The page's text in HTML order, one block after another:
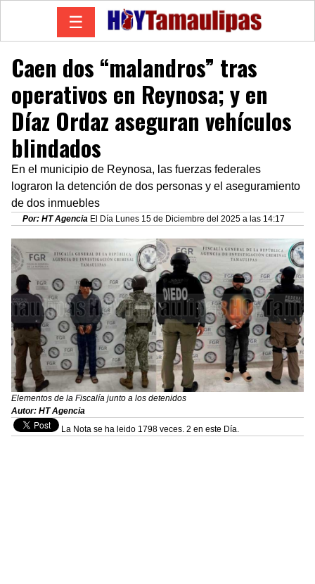
☰
Caen dos “malandros” tras
operativos en Reynosa; y en
Díaz Ordaz aseguran vehículos
blindados
En el municipio de Reynosa, las fuerzas federales
lograron la detención de dos personas y el aseguramiento
de dos inmuebles
Por: HT Agencia El Día Lunes 15 de Diciembre del 2025 a las 14:17
Elementos de la Fiscalía junto a los detenidos
Autor: HT Agencia
La Nota se ha leido 1798 veces. 2 en este Día.